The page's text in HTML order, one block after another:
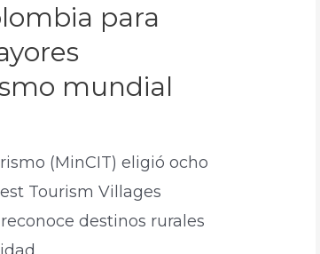
para
mundial
(MinCIT) eligió ocho
Tourism Villages
destinos rurales